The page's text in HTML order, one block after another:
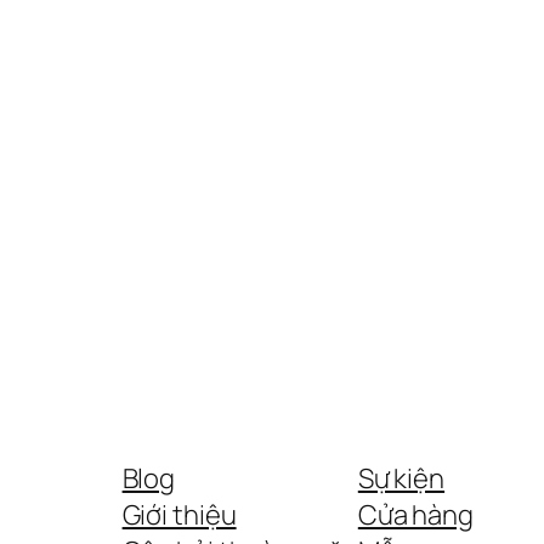
Blog
Giới thiệu
Sự kiện
Cửa hàng